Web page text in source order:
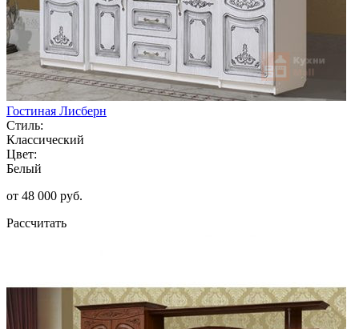
Гостиная Лисберн
Стиль:
Классический
Цвет:
Белый
от 48 000 руб.
Рассчитать